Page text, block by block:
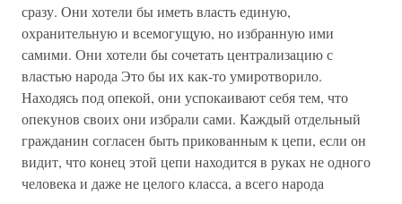
сразу. Они хотели бы иметь власть единую,
охранительную и всемогущую, но избранную ими
самими. Они хотели бы сочетать централизацию с
властью народа Это бы их как-то умиротворило.
Находясь под опекой, они успокаивают себя тем, что
опекунов своих они избрали сами. Каждый отдельный
гражданин согласен быть прикованным к цепи, если он
видит, что конец этой цепи находится в руках не одного
человека и даже не целого класса, а всего народа